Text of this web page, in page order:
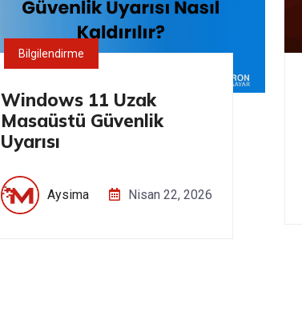
Bilgilendirme
Windows 11 Uzak
Masaüstü Güvenlik
Uyarısı
Aysima Nisan 22, 2026